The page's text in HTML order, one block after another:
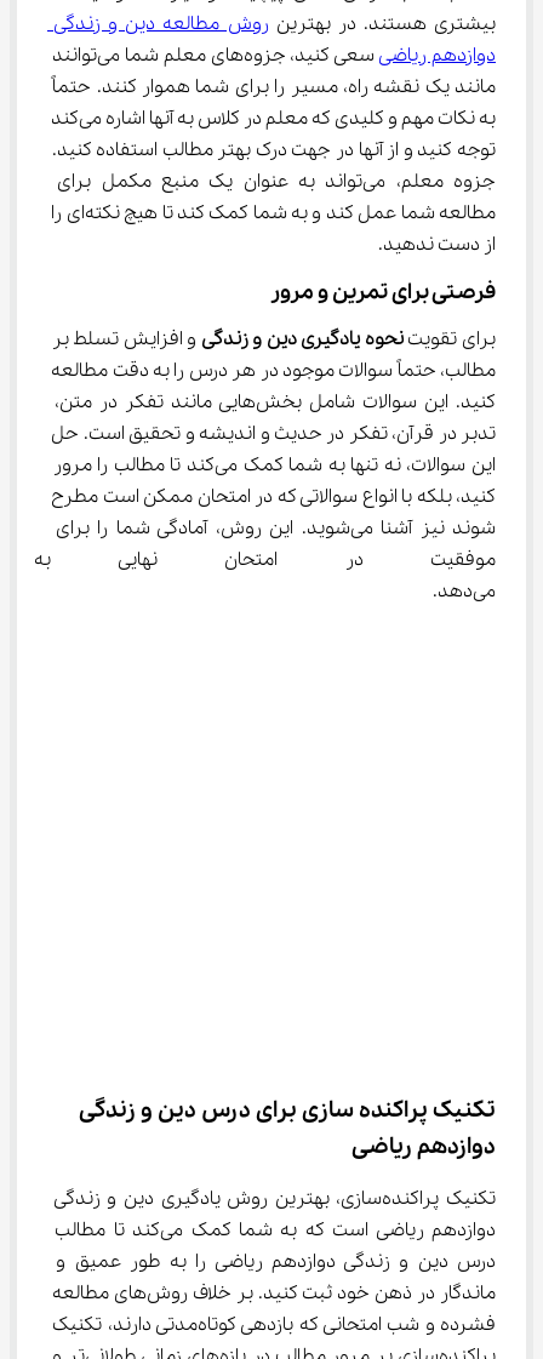
بیشتری هستند. در بهترین روش مطالعه دین و زندگی
دوازدهم ریاضی
سعی کنید، جزوه‌های معلم شما می‌توانند
مانند یک نقشه راه، مسیر را برای شما هموار کنند. حتماً
به نکات مهم و کلیدی که معلم در کلاس به آنها اشاره می‌کند
توجه کنید و از آنها در جهت درک بهتر مطالب استفاده کنید.
جزوه معلم، می‌تواند به عنوان یک منبع مکمل برای
مطالعه شما عمل کند و به شما کمک کند تا هیچ نکته‌ای را
از دست ندهید.
فرصتی برای تمرین و مرور
برای تقویت نحوه یادگیری دین و زندگی و افزایش تسلط بر
مطالب، حتماً سوالات موجود در هر درس را به دقت مطالعه
کنید. این سوالات شامل بخش‌هایی مانند تفکر در متن،
تدبر در قرآن، تفکر در حدیث و اندیشه و تحقیق است. حل
این سوالات، نه تنها به شما کمک می‌کند تا مطالب را مرور
کنید، بلکه با انواع سوالاتی که در امتحان ممکن است مطرح
شوند نیز آشنا می‌شوید. این روش، آمادگی شما را برای
موفقیت در امتحان نهایی به
می‌دهد.
تکنیک پراکنده‌ سازی برای درس دین و زندگی
دوازدهم ریاضی
تکنیک پراکنده‌سازی، بهترین روش یادگیری دین و زندگی
دوازدهم ریاضی است که به شما کمک می‌کند تا مطالب
درس دین و زندگی دوازدهم ریاضی را به طور عمیق و
ماندگار در ذهن خود ثبت کنید. بر خلاف روش‌های مطالعه
فشرده و شب امتحانی که بازدهی کوتاه‌مدتی دارند، تکنیک